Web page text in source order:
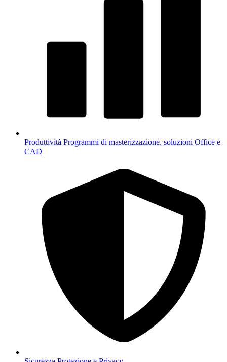
Produttività Programmi di masterizzazione, soluzioni Office e
CAD